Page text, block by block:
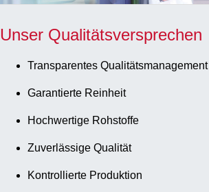
Unser Qualitätsversprechen
Transparentes Qualitätsmanagement
Garantierte Reinheit
Hochwertige Rohstoffe
Zuverlässige Qualität
Kontrollierte Produktion